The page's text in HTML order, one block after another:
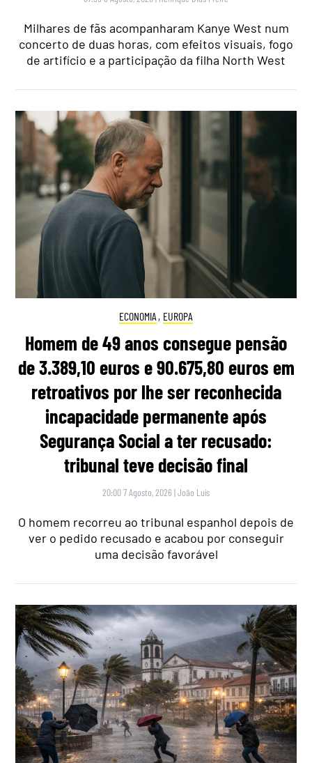
Milhares de fãs acompanharam Kanye West num
concerto de duas horas, com efeitos visuais, fogo
de artifício e a participação da filha North West
ECONOMIA , EUROPA
Homem de 49 anos consegue pensão
de 3.389,10 euros e 90.675,80 euros em
retroativos por lhe ser reconhecida
incapacidade permanente após
Segurança Social a ter recusado:
tribunal teve decisão final
20:00 7 Agosto, 2026 |João Luís
O homem recorreu ao tribunal espanhol depois de
ver o pedido recusado e acabou por conseguir
uma decisão favorável